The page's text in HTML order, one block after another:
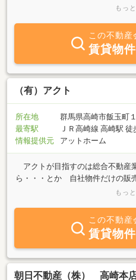
て在籍しているスタッフの大半が
すが「お客様が希望されている物
仕事と考えております。また、加
様に力を入れていることがありま
２．入居後のトラブル対応３．社
す。以上のことを全て迅速且つ効
おります。些細なことでもまずは
かかわることすべて力を入れてお
おります。社宅をお探しの法人様
他住居に関することについては、
もっ
この不動産
賃貸物
（有）アクト
所在地
群馬県高崎市飯玉町
最寄駅
ＪＲ高崎線 高崎駅 徒
情報提供元
アットホーム
アクトが目指すのは総合不動産
ら・・・とか 自社物件だけの販
ません。賃貸から賃貸管理、土地
ちしております。 デベロッパー
経験したからこそ、お客様視線で
住宅取得に必要な資金計画や税制
ナーや住宅ローンアドバイザーな
できます。 新しい街、新しい暮
完全お客様主義です。お客様の目
もっ
この不動産
賃貸物
朝日不動産（株） 高崎本